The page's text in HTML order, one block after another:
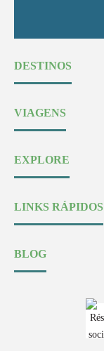
DESTINOS
VIAGENS
EXPLORE
LINKS RÁPIDOS
BLOG